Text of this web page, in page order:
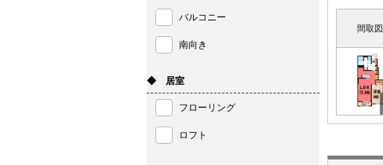
間取図
バルコニー
南向き
◆ 居室
フローリング
ロフト